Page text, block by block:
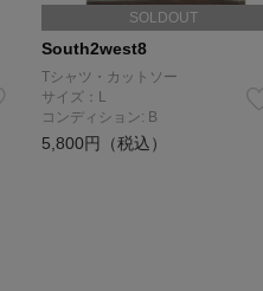
SOLDOUT
South2west8
Tシャツ・カットソー
サイズ：L
コンディション: B
5,800円（税込）